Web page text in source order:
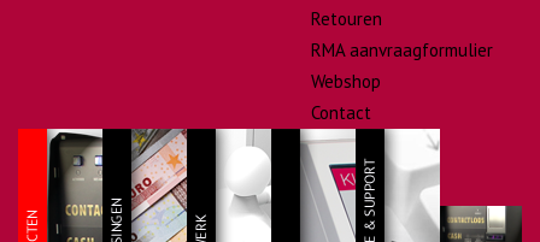
Retouren
RMA aanvraagformulier
Webshop
Contact